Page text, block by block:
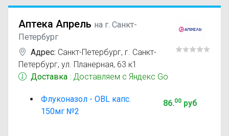
Аптека Апрель на г. Санкт-
Петербург
Адрес: Санкт-Петербург, г. Санкт-
Петербург, ул. Планерная, 63 к1
Доставка : Доставляем с Яндекс Go
Флуконазол - OBL капс.
150мг №2
86.00руб